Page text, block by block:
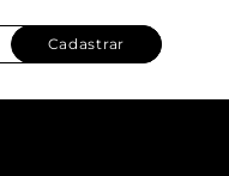
Cadastrar